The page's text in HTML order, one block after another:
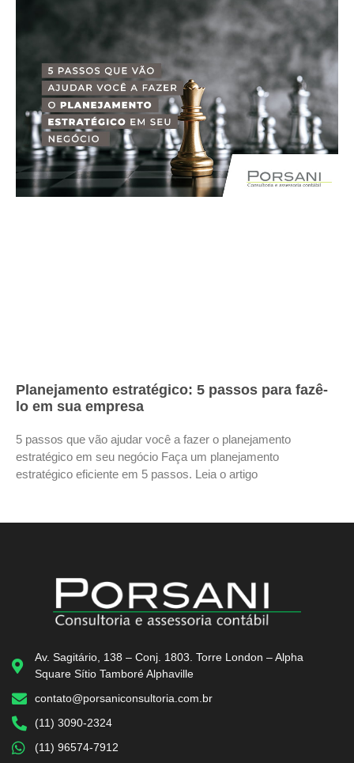
Planejamento estratégico: 5 passos para fazê-
lo em sua empresa
5 passos que vão ajudar você a fazer o planejamento
estratégico em seu negócio Faça um planejamento
estratégico eficiente em 5 passos. Leia o artigo
Av. Sagitário, 138 – Conj. 1803. Torre London – Alpha
Square Sítio Tamboré Alphaville
contato@porsaniconsultoria.com.br
(11) 3090-2324
(11) 96574-7912